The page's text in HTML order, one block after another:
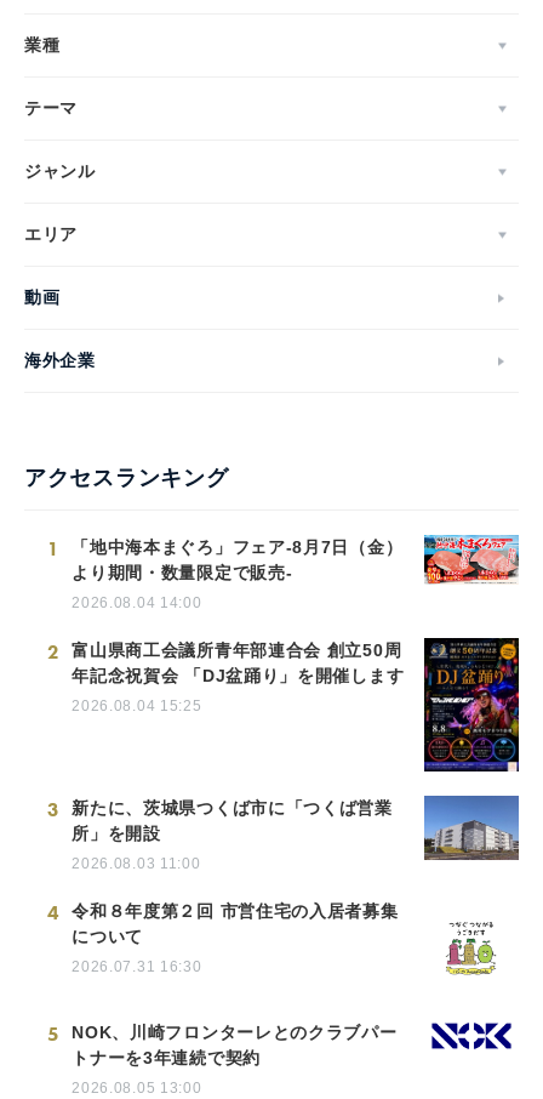
業種
テーマ
ジャンル
エリア
動画
海外企業
アクセスランキング
1
「地中海本まぐろ」フェア-8月7日（金）
より期間・数量限定で販売-
2026.08.04 14:00
2
富山県商工会議所青年部連合会 創立50周
年記念祝賀会 「DJ盆踊り」を開催します
2026.08.04 15:25
3
新たに、茨城県つくば市に「つくば営業
所」を開設
2026.08.03 11:00
4
令和８年度第２回 市営住宅の入居者募集
について
2026.07.31 16:30
5
NOK、川崎フロンターレとのクラブパー
トナーを3年連続で契約
2026.08.05 13:00